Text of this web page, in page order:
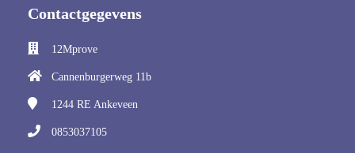
Contactgegevens
12Mprove
Cannenburgerweg 11b
1244 RE Ankeveen
0853037105